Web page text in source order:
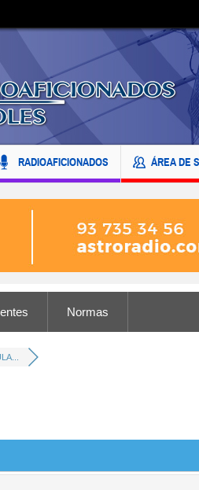
RADIOAFICIONADOS ÁREA DE
Normas